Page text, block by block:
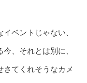
ベントじゃない、
、それとは別に、
さてくれそうなカメ